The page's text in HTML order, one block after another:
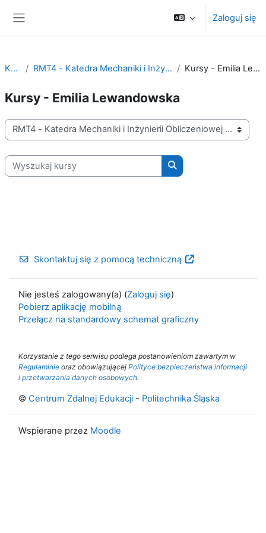
Zaloguj się
Kursy RMT4 - Katedra Mechaniki i Inżynierii Obliczeniowej Kursy - Emilia Lewandowska
Kursy - Emilia Lewandowska
Kategorie kursów
Wyszukaj kursy
Wyszukaj kursy
Skontaktuj się z pomocą techniczną
Nie jesteś zalogowany(a) (Zaloguj się)
Pobierz aplikację mobilną
Przełącz na standardowy schemat graficzny
Korzystanie z tego serwisu podlega postanowieniom zawartym w
Regulaminie oraz obowiązującej Polityce bezpieczeństwa informacji
i przetwarzania danych osobowych.
© Centrum Zdalnej Edukacji - Politechnika Śląska
Wspierane przez Moodle